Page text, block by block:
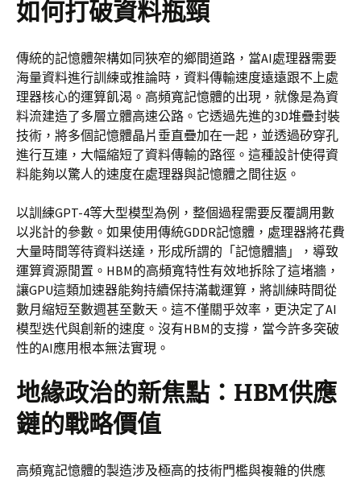
如何打破資料瓶頸
傳統的記憶體架構如同狹窄的鄉間道路，當AI處理器需要
海量資料進行訓練或推論時，資料傳輸速度遠遠跟不上處
理器核心的運算飢渴。高頻寬記憶體的出現，就像是為資
料流建造了多層立體高速公路。它透過先進的3D堆疊封裝
技術，將多個記憶體晶片垂直疊加在一起，並透過矽穿孔
進行互連，大幅縮短了資料傳輸的路徑。這種設計使得資
料能夠以驚人的速度在處理器與記憶體之間往返。
以訓練GPT-4等大型模型為例，整個過程需要反覆調用數
以兆計的參數。如果使用傳統GDDR記憶體，處理器將花費
大量時間等待資料送達，形成所謂的「記憶體牆」，導致
運算資源閒置。HBM的高頻寬特性有效地拆除了這堵牆，
讓GPU這類加速器能夠持續保持滿載運算，將訓練時間從
數月縮短至數週甚至數天。這不僅關乎效率，更決定了AI
模型迭代與創新的速度。沒有HBM的支撐，當今許多突破
性的AI應用根本無法實現。
地緣政治的新焦點：HBM供應
鏈的戰略價值
高頻寬記憶體的製造涉及極高的技術門檻與複雜的供應